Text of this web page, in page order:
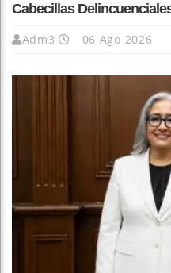
Cabecillas
Adm3 06 Ago 2026